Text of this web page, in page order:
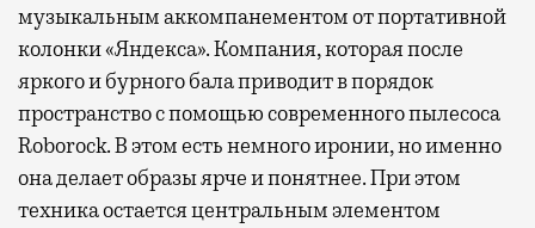
музыкальным аккомпанементом от портативной
колонки «Яндекса». Компания, которая после
яркого и бурного бала приводит в порядок
пространство с помощью современного пылесоса
Roborock. В этом есть немного иронии, но именно
она делает образы ярче и понятнее. При этом
техника остается центральным элементом